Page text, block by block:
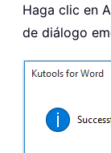
Haga clic en
de diálogo